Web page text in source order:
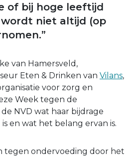
of bij hoge leeftijd
niet altijd (op
van Hamersveld,
Eten & Drinken van Vilans,
voor zorg en
Week tegen de
NVD wat haar bijdrage
en wat het belang ervan is.
tegen ondervoeding door het